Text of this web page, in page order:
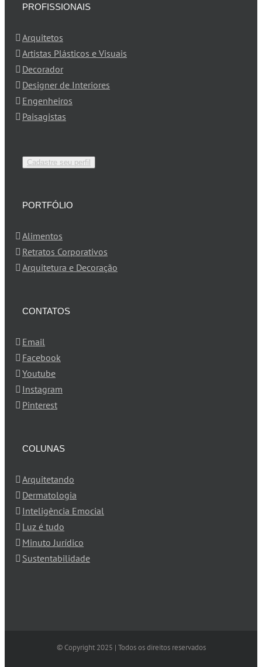
PROFISSIONAIS
Arquitetos
Artistas Plásticos e Visuais
Decorador
Designer de Interiores
Engenheiros
Paisagistas
Cadastre seu perfil
PORTFÓLIO
Alimentos
Retratos Corporativos
Arquitetura e Decoração
CONTATOS
Email
Facebook
Youtube
Instagram
Pinterest
COLUNAS
Arquitetando
Dermatologia
Inteligência Emocial
Luz é tudo
Minuto Jurídico
Sustentabilidade
© Copyright 2025 | Todos os direitos reservados